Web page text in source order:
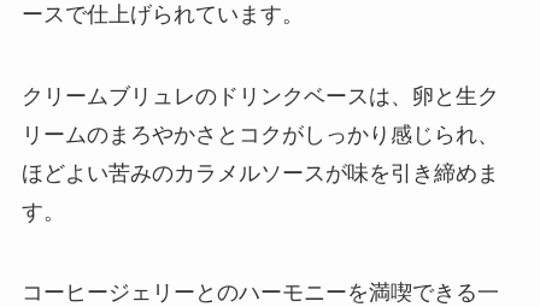
ースで仕上げられています。
クリームブリュレのドリンクベースは、卵と生ク
リームのまろやかさとコクがしっかり感じられ、
ほどよい苦みのカラメルソースが味を引き締めま
す。
コーヒージェリーとのハーモニーを満喫できる一